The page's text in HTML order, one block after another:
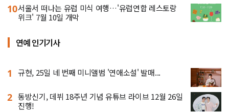
10서울서 떠나는 유럽 미식 여행…'유럽연합 레스토랑
위크' 7월 10일 개막
연예 인기기사
1 규현, 25일 네 번째 미니앨범 '연애소설' 발매...
2 동방신기, 데뷔 18주년 기념 유튜브 라이브 12월 26일
진행!